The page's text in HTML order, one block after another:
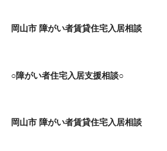
岡山市 障がい者賃貸住宅入居相談
○障がい者住宅入居支援相談○
岡山市 障がい者賃貸住宅入居相談